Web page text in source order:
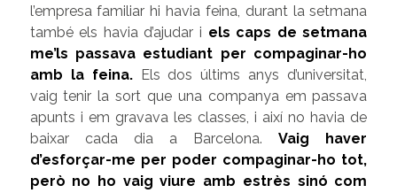
l’empresa familiar hi havia feina, durant la setmana
també els havia d’ajudar i els caps de setmana
me’ls passava estudiant per compaginar-ho
amb la feina.Els dos últims anys d’universitat,
vaig tenir la sort que una companya em passava
apunts i em gravava les classes, i així no havia de
baixar cada dia a Barcelona.Vaig haver
d’esforçar-me per poder compaginar-ho tot,
però no ho vaig viure amb estrès sinó com